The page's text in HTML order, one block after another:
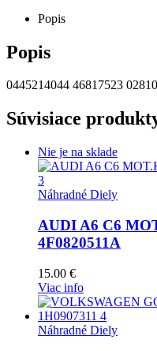
Popis
Popis
0445214044 46817523
Súvisiace
Nie je na sklade
Náhradné Diely
AUDI A6 C6
4F0820511A
15.00 €
Viac info
Náhradné Diely